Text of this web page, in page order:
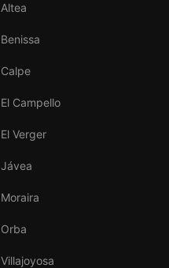
Altea
Benissa
Calpe
El Campello
El Verger
Jávea
Moraira
Orba
Villajoyosa